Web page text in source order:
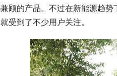
顾的产品。不过在新能源趋
受到了不少用户关注。